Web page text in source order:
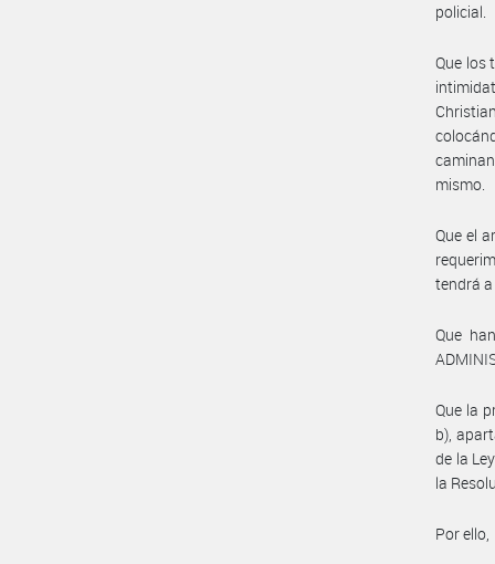
policial.
Que los
mismo.
Que el
tendrá
Que
Que la
b),
de la
la
Por ello,